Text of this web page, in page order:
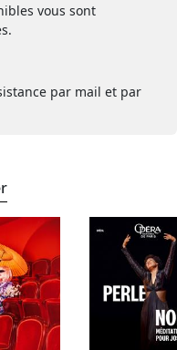
vous sont
par mail et par